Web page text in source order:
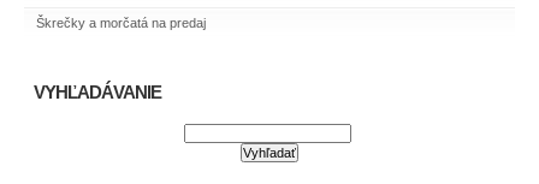
Škrečky a morčatá na predaj
VYHĽADÁVANIE